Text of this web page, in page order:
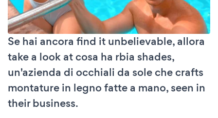
Se hai ancora find it unbelievable, allora
take a look at cosa ha rbia shades,
un'azienda di occhiali da sole che crafts
montature in legno fatte a mano, seen in
their business.